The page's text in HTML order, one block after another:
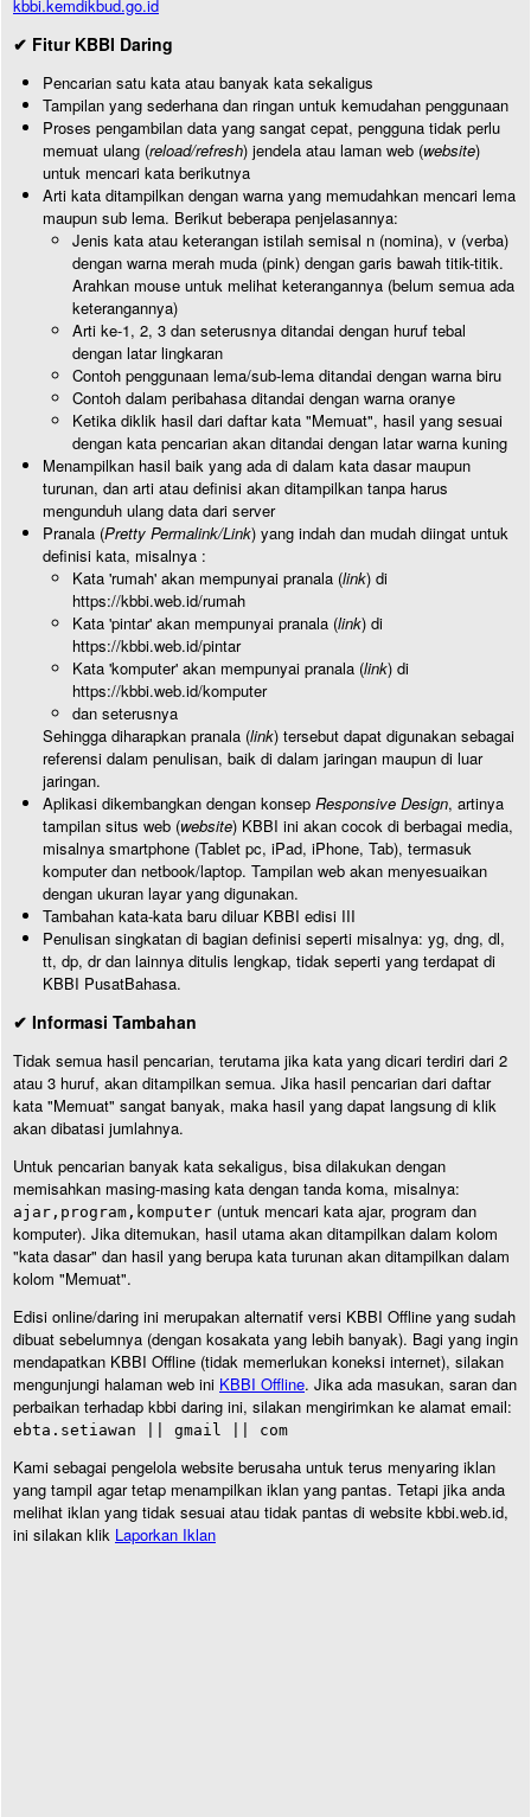
kbbi.kemdikbud.go.id
✔ Fitur KBBI Daring
Pencarian satu kata atau banyak kata sekaligus
Tampilan yang sederhana dan ringan untuk kemudahan penggunaan
Proses pengambilan data yang sangat cepat, pengguna tidak perlu
memuat ulang (reload/refresh) jendela atau laman web (website)
untuk mencari kata berikutnya
Arti kata ditampilkan dengan warna yang memudahkan mencari lema
maupun sub lema. Berikut beberapa penjelasannya:
Jenis kata atau keterangan istilah semisal n (nomina), v (verba)
dengan warna merah muda (pink) dengan garis bawah titik-titik.
Arahkan mouse untuk melihat keterangannya (belum semua ada
keterangannya)
Arti ke-1, 2, 3 dan seterusnya ditandai dengan huruf tebal
dengan latar lingkaran
Contoh penggunaan lema/sub-lema ditandai dengan warna biru
Contoh dalam peribahasa ditandai dengan warna oranye
Ketika diklik hasil dari daftar kata "Memuat", hasil yang sesuai
dengan kata pencarian akan ditandai dengan latar warna kuning
Menampilkan hasil baik yang ada di dalam kata dasar maupun
turunan, dan arti atau definisi akan ditampilkan tanpa harus
mengunduh ulang data dari server
Pranala (Pretty Permalink/Link) yang indah dan mudah diingat untuk
definisi kata, misalnya :
Kata 'rumah' akan mempunyai pranala (link) di
https://kbbi.web.id/rumah
Kata 'pintar' akan mempunyai pranala (link) di
https://kbbi.web.id/pintar
Kata 'komputer' akan mempunyai pranala (link) di
https://kbbi.web.id/komputer
dan seterusnya
Sehingga diharapkan pranala (link) tersebut dapat digunakan sebagai
referensi dalam penulisan, baik di dalam jaringan maupun di luar
jaringan.
Aplikasi dikembangkan dengan konsep Responsive Design, artinya
tampilan situs web (website) KBBI ini akan cocok di berbagai media,
misalnya smartphone (Tablet pc, iPad, iPhone, Tab), termasuk
komputer dan netbook/laptop. Tampilan web akan menyesuaikan
dengan ukuran layar yang digunakan.
Tambahan kata-kata baru diluar KBBI edisi III
Penulisan singkatan di bagian definisi seperti misalnya: yg, dng, dl,
tt, dp, dr dan lainnya ditulis lengkap, tidak seperti yang terdapat di
KBBI PusatBahasa.
✔ Informasi Tambahan
Tidak semua hasil pencarian, terutama jika kata yang dicari terdiri dari 2
atau 3 huruf, akan ditampilkan semua. Jika hasil pencarian dari daftar
kata "Memuat" sangat banyak, maka hasil yang dapat langsung di klik
akan dibatasi jumlahnya.
Untuk pencarian banyak kata sekaligus, bisa dilakukan dengan
memisahkan masing-masing kata dengan tanda koma, misalnya:
ajar,program,komputer (untuk mencari kata ajar, program dan
komputer). Jika ditemukan, hasil utama akan ditampilkan dalam kolom
"kata dasar" dan hasil yang berupa kata turunan akan ditampilkan dalam
kolom "Memuat".
Edisi online/daring ini merupakan alternatif versi KBBI Offline yang sudah
dibuat sebelumnya (dengan kosakata yang lebih banyak). Bagi yang ingin
mendapatkan KBBI Offline (tidak memerlukan koneksi internet), silakan
mengunjungi halaman web ini KBBI Offline. Jika ada masukan, saran dan
perbaikan terhadap kbbi daring ini, silakan mengirimkan ke alamat email:
ebta.setiawan || gmail || com
Kami sebagai pengelola website berusaha untuk terus menyaring iklan
yang tampil agar tetap menampilkan iklan yang pantas. Tetapi jika anda
melihat iklan yang tidak sesuai atau tidak pantas di website kbbi.web.id,
ini silakan klik Laporkan Iklan